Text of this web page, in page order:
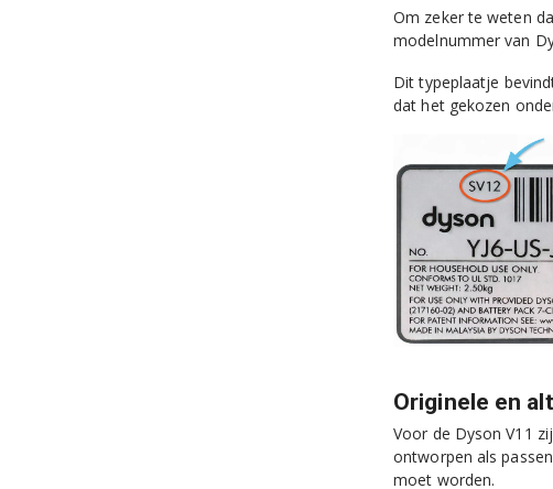
Om zeker te weten
modelnummer van
Dit typeplaatje
dat het gekozen
Originele en
Voor de Dyson V11
ontworpen als
moet worden.